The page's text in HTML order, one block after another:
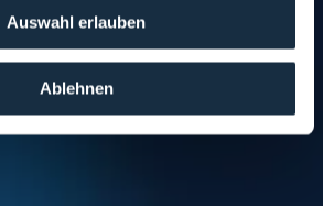
erfolgen.
Auswahl erlauben
Ablehnen